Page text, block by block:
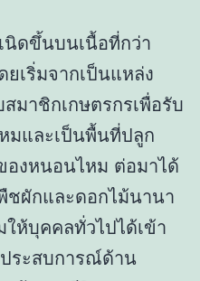
นิดขึ้นบนเนื้อที่กว่า
เริ่มจากเป็นแหล่ง
มาชิกเกษตรกรเพื่อรับ
มและเป็นพื้นที่ปลูก
งหนอนไหม ต่อมาได้
ชผักและดอกไม้นานา
ห้บุคคลทั่วไปได้เข้า
ระสบการณ์ด้าน